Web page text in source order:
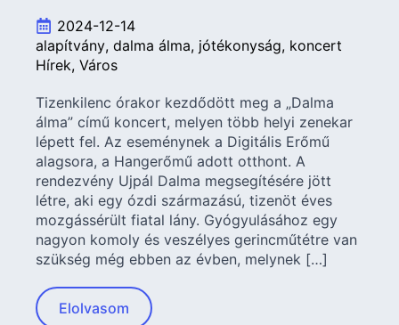
2024-12-14
alapítvány dalma álma jótékonyság koncert
Hírek Város
Tizenkilenc órakor kezdődött meg a „Dalma
álma” című koncert, melyen több helyi zenekar
lépett fel. Az eseménynek a Digitális Erőmű
alagsora, a Hangerőmű adott otthont. A
rendezvény Ujpál Dalma megsegítésére jött
létre, aki egy ózdi származású, tizenöt éves
mozgássérült fiatal lány. Gyógyulásához egy
nagyon komoly és veszélyes gerincműtétre van
szükség még ebben az évben, melynek […]
Elolvasom